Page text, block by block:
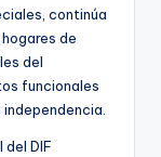
continúa
de
del
funcionales
DIF